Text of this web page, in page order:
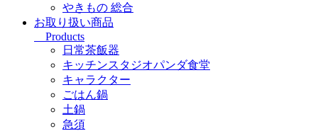
やきもの 総合
お取り扱い商品
Products
日常茶飯器
キッチンスタジオパンダ食堂
キャラクター
ごはん鍋
土鍋
急須